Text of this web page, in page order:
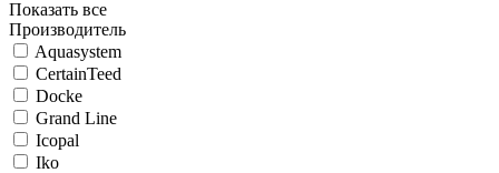
Показать все
Производитель
Aquasystem
CertainTeed
Docke
Grand Line
Icopal
Iko